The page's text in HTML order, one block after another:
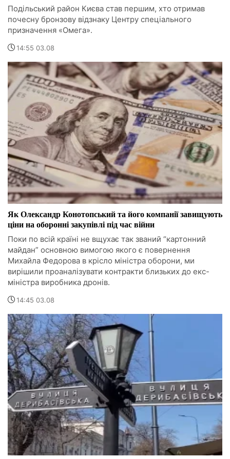
Подільський район Києва став першим, хто отримав
почесну бронзову відзнаку Центру спеціального
призначення «Омега».
14:55 03.08
Як Олександр Конотопський та його компанії завищують
ціни на оборонні закупівлі під час війни
Поки по всій країні не вщухає так званий “картонний
майдан” основною вимогою якого є повернення
Михайла Федорова в крісло міністра оборони, ми
вирішили проаналізувати контракти близьких до екс-
міністра виробника дронів.
14:45 03.08